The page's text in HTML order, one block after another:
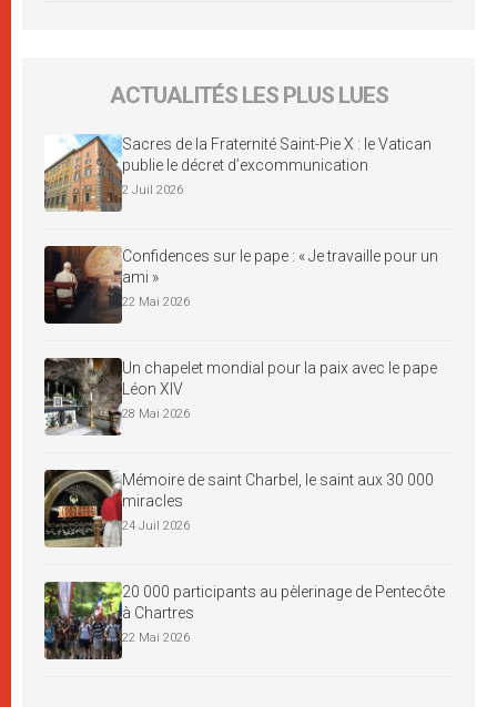
ACTUALITÉS LES PLUS LUES
Sacres de la Fraternité Saint-Pie X : le Vatican
publie le décret d’excommunication
2 Juil 2026
Confidences sur le pape : « Je travaille pour un
ami »
22 Mai 2026
Un chapelet mondial pour la paix avec le pape
Léon XIV
28 Mai 2026
Mémoire de saint Charbel, le saint aux 30 000
miracles
24 Juil 2026
20 000 participants au pèlerinage de Pentecôte
à Chartres
22 Mai 2026